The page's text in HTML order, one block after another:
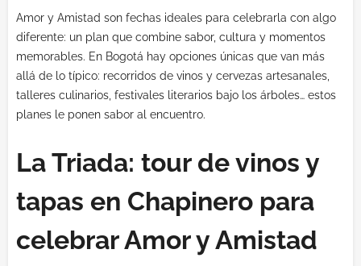
Amor y Amistad son fechas ideales para celebrarla con algo
diferente: un plan que combine sabor, cultura y momentos
memorables. En Bogotá hay opciones únicas que van más
allá de lo típico: recorridos de vinos y cervezas artesanales,
talleres culinarios, festivales literarios bajo los árboles… estos
planes le ponen sabor al encuentro.
La Triada: tour de vinos y
tapas en Chapinero para
celebrar Amor y Amistad